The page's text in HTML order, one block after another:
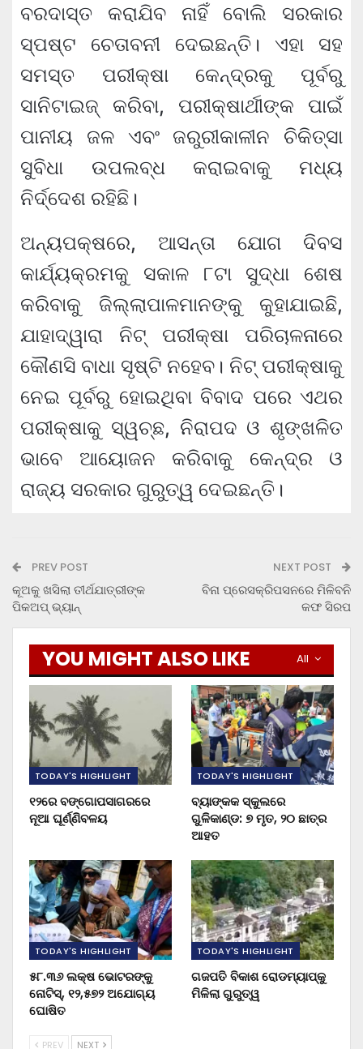
ବରଦାସ୍ତ କରାଯିବ ନାହିଁ ବୋଲି ସରକାର
ସ୍ପଷ୍ଟ ଚେତାବନୀ ଦେଇଛନ୍ତି। ଏହା ସହ
ସମସ୍ତ ପରୀକ୍ଷା କେନ୍ଦ୍ରକୁ ପୂର୍ବରୁ
ସାନିଟାଇଜ୍ କରିବା, ପରୀକ୍ଷାର୍ଥୀଙ୍କ ପାଇଁ
ପାନୀୟ ଜଳ ଏବଂ ଜରୁରୀକାଳୀନ ଚିକିତ୍ସା
ସୁବିଧା ଉପଲବ୍ଧ କରାଇବାକୁ ମଧ୍ୟ
ନିର୍ଦ୍ଦେଶ ରହିଛି।
ଅନ୍ୟପକ୍ଷରେ, ଆସନ୍ତା ଯୋଗ ଦିବସ
କାର୍ଯ୍ୟକ୍ରମକୁ ସକାଳ ୮ଟା ସୁଦ୍ଧା ଶେଷ
କରିବାକୁ ଜିଲ୍ଲାପାଳମାନଙ୍କୁ କୁହାଯାଇଛି,
ଯାହାଦ୍ୱାରା ନିଟ୍ ପରୀକ୍ଷା ପରିଚାଳନାରେ
କୌଣସି ବାଧା ସୃଷ୍ଟି ନହେବ। ନିଟ୍ ପରୀକ୍ଷାକୁ
ନେଇ ପୂର୍ବରୁ ହୋଇଥିବା ବିବାଦ ପରେ ଏଥର
ପରୀକ୍ଷାକୁ ସ୍ୱଚ୍ଛ, ନିରାପଦ ଓ ଶୃଙ୍ଖଳିତ
ଭାବେ ଆୟୋଜନ କରିବାକୁ କେନ୍ଦ୍ର ଓ
ରାଜ୍ୟ ସରକାର ଗୁରୁତ୍ୱ ଦେଇଛନ୍ତି।
PREV POST
କୂଅକୁ ଖସିଲା ତୀର୍ଥଯାତ୍ରୀଙ୍କ
ପିକଅପ୍ ଭ୍ୟାନ୍
NEXT POST
ବିନା ପ୍ରେସକ୍ରିପସନରେ ମିଳିବନି
କଫ ସିରପ
All
YOU MIGHT ALSO LIKE
TODAY'S HIGHLIGHT
୧୨ରେ ବଙ୍ଗୋପସାଗରରେ
ନୂଆ ଘୂର୍ଣ୍ଣିବଳୟ
TODAY'S HIGHLIGHT
ବ୍ୟାଙ୍କକ ସ୍କୁଲରେ
ଗୁଳିକାଣ୍ଡ: ୭ ମୃତ, ୨୦ ଛାତ୍ର
ଆହତ
TODAY'S HIGHLIGHT
୫୮.୩୬ ଲକ୍ଷ ଭୋଟରଙ୍କୁ
ନୋଟିସ୍‌, ୧୨,୫୭୨ ଅଯୋଗ୍ୟ
ଘୋଷିତ
TODAY'S HIGHLIGHT
ଗଜପତି ବିକାଶ ରୋଡମ୍ୟାପ୍‌କୁ
ମିଳିଲା ଗୁରୁତ୍ୱ
PREV NEXT